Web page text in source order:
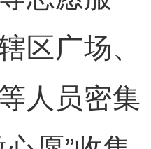
区广场、
人员密集